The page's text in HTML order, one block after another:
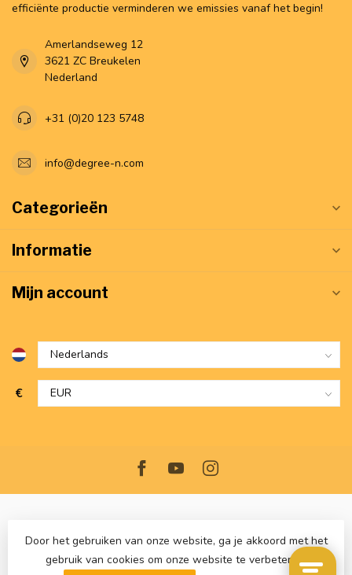
efficiënte productie verminderen we emissies vanaf het begin!
Amerlandseweg 12
3621 ZC Breukelen
Nederland
+31 (0)20 123 5748
info@degree-n.com
Categorieën
Informatie
Mijn account
€
© Copyright 2026 VerwarmdWonen.nl- Powered byLightspeed-
Door het gebruiken van onze website, ga je akkoord met het
gebruik van cookies om onze website te verbeteren.